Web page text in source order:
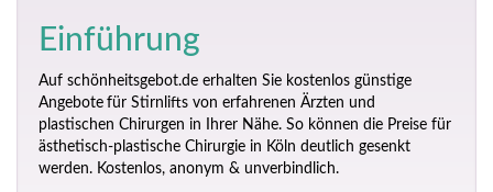
Einführung
Auf schönheitsgebot.de erhalten Sie kostenlos günstige
Angebote für Stirnlifts von erfahrenen Ärzten und
plastischen Chirurgen in Ihrer Nähe. So können die Preise für
ästhetisch-plastische Chirurgie in Köln deutlich gesenkt
werden. Kostenlos, anonym & unverbindlich.